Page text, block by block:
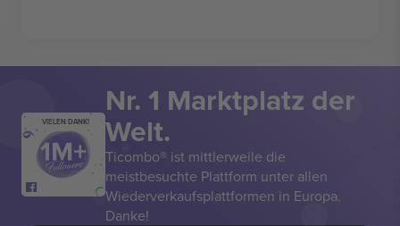
VIELEN DANK!
Nr. 1 Marktplatz der
Welt.
Ticombo® ist mittlerweile die
meistbesuchte Plattform unter allen
Wiederverkaufsplattformen in Europa.
Danke!